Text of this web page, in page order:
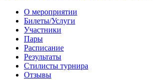
О мероприятии
Билеты/Услуги
Участники
Пары
Расписание
Результаты
Стилисты турнира
Отзывы